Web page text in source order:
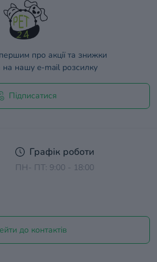
про акції та знижки
на нашу e-mail розсилку
Підписатися
Графік роботи
ПН- ПТ: 9:00 - 18:00
до контактів